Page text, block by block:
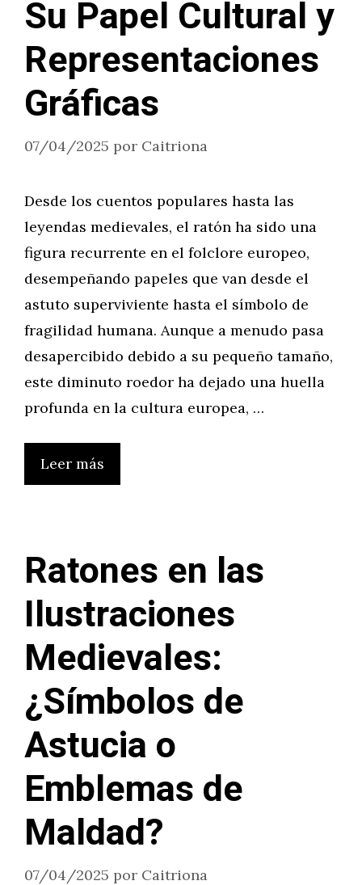
Su Papel Cultural y
Representaciones
Gráficas
07/04/2025 por Caitriona
Desde los cuentos populares hasta las
leyendas medievales, el ratón ha sido una
figura recurrente en el folclore europeo,
desempeñando papeles que van desde el
astuto superviviente hasta el símbolo de
fragilidad humana. Aunque a menudo pasa
desapercibido debido a su pequeño tamaño,
este diminuto roedor ha dejado una huella
profunda en la cultura europea, …
Leer más
Ratones en las
Ilustraciones
Medievales:
¿Símbolos de
Astucia o
Emblemas de
Maldad?
07/04/2025 por Caitriona